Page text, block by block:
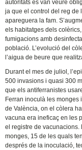
autoritats es van veure
ja que el control del reg de
apareguera la fam.
els habitatges dels
fumigacions amb
població. L’evolució del
l’aigua de beure que
Durant el mes de juliol,
500 invasions i quasi 300
que els antiferranistes
Ferran inoculà les monges
de València, on el còlera
vacuna era ineficaç en les
el registre de vacunacions.
monges, 15 de les quals
després de la inoculació,